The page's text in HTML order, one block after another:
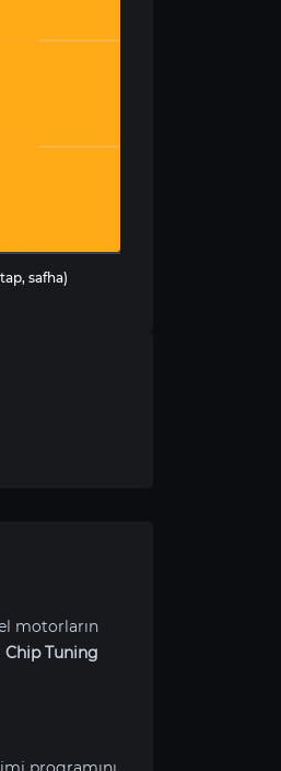
safha)
motorların
Chip Tuning